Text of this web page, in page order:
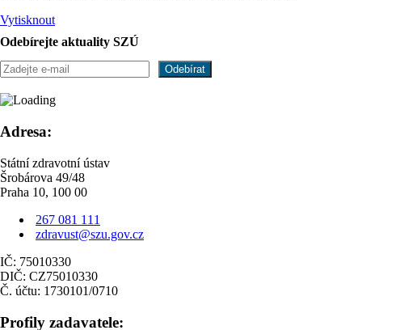
Vytisknout
Odebírejte aktuality SZÚ
Adresa:
Státní zdravotní ústav
Šrobárova 49/48
Praha 10, 100 00
267 081 111
zdravust@szu.gov.cz
IČ: 75010330
DIČ: CZ75010330
Č. účtu: 1730101/0710
Profily zadavatele: